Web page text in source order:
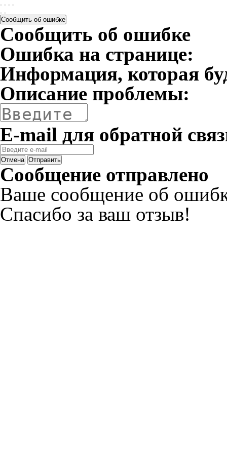
Сообщить об ошибке
Сообщить об ошибке
Ошибка на странице:
Информация, которая
Описание проблемы:
E-mail для обратной
Отмена Отправить
Сообщение отправлено
Ваше сообщение об
Спасибо за ваш отзыв!